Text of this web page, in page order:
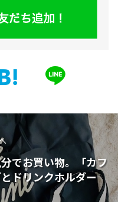
でお買い物。「カフ
ドリンクホルダー